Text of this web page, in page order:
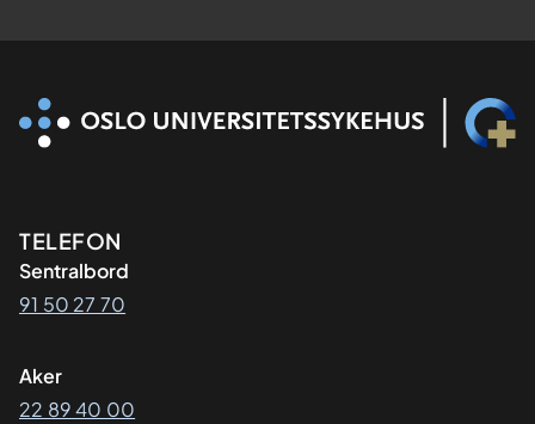
Kontaktinformasjon
TELEFON
Sentralbord
91 50 27 70
Aker
22 89 40 00